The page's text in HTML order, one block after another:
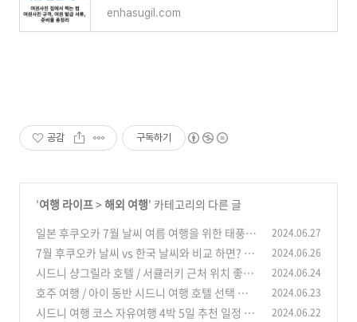
enhasugil.com
공감 구독하기
'여행 라이프>해외 여행' 카테고리의 다른 글
일본 후쿠오카 7월 날씨 여름 여행을 위한 태풍
장마 정보
(1)
2024.06.27
7월 후쿠오카 날씨 vs 한국 날씨와 비교 하면? (+
여행 시 주의점)
(0)
2024.06.26
시드니 샹그릴라 호텔 / 서큘러키 근처 위치 좋고
세련된 숙소 후기 (0)
2024.06.24
호주 여행 / 아이 동반 시드니 여행 호텔 선택 고
민 한번에 해결
(0)
2024.06.23
시드니 여행 코스 자유여행 4박 5일 추천 일정 공
2024.06.22